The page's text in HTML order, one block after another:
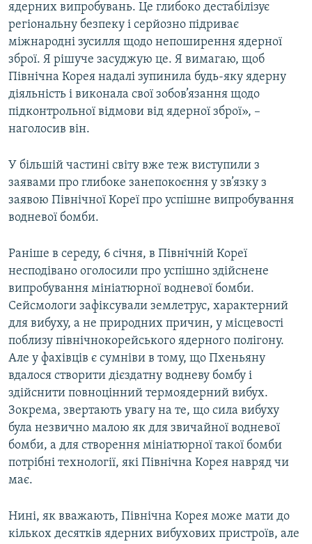
ядерних випробувань. Це глибоко дестабілізує
регіональну безпеку і серйозно підриває
міжнародні зусилля щодо непоширення ядерної
зброї. Я рішуче засуджую це. Я вимагаю, щоб
Північна Корея надалі зупинила будь-яку ядерну
діяльність і виконала свої зобов’язання щодо
підконтрольної відмови від ядерної зброї», –
наголосив він.
У більшій частині світу вже теж виступили з
заявами про глибоке занепокоєння у зв’язку з
заявою Північної Кореї про успішне випробування
водневої бомби.
Раніше в середу, 6 січня, в Північній Кореї
несподівано оголосили про успішно здійснене
випробування мініатюрної водневої бомби.
Сейсмологи зафіксували землетрус, характерний
для вибуху, а не природних причин, у місцевості
поблизу північнокорейського ядерного полігону.
Але у фахівців є сумніви в тому, що Пхеньяну
вдалося створити дієздатну водневу бомбу і
здійснити повноцінний термоядерний вибух.
Зокрема, звертають увагу на те, що сила вибуху
була незвично малою як для звичайної водневої
бомби, а для створення мініатюрної такої бомби
потрібні технології, які Північна Корея навряд чи
має.
Нині, як вважають, Північна Корея може мати до
кількох десятків ядерних вибухових пристроїв, але